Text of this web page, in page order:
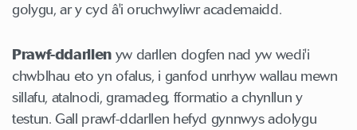
golygu, ar y cyd â'i oruchwyliwr academaidd.
Prawf-ddarllenyw darllen dogfen nad yw wedi'i
chwblhau eto yn ofalus, i ganfod unrhyw wallau mewn
sillafu, atalnodi, gramadeg, fformatio a chynllun y
testun. Gall prawf-ddarllen hefyd gynnwys adolygu